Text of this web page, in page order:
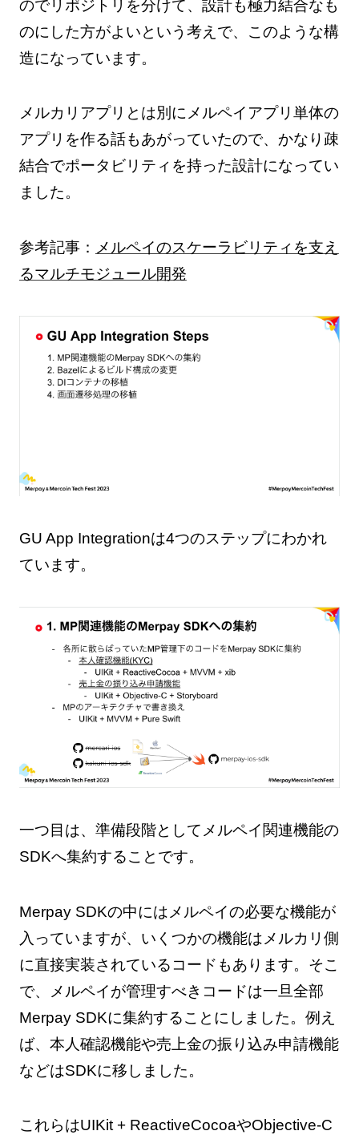
のでリポジトリを分けて、設計も極力結合なも
のにした方がよいという考えで、このような構
造になっています。
メルカリアプリとは別にメルペイアプリ単体の
アプリを作る話もあがっていたので、かなり疎
結合でポータビリティを持った設計になってい
ました。
参考記事： メルペイのスケーラビリティを支え
るマルチモジュール開発
GU App Integrationは4つのステップにわかれ
ています。
一つ目は、準備段階としてメルペイ関連機能の
SDKへ集約することです。
Merpay SDKの中にはメルペイの必要な機能が
入っていますが、いくつかの機能はメルカリ側
に直接実装されているコードもあります。そこ
で、メルペイが管理すべきコードは一旦全部
Merpay SDKに集約することにしました。例え
ば、本人確認機能や売上金の振り込み申請機能
などはSDKに移しました。
これらはUIKit + ReactiveCocoaやObjective-C